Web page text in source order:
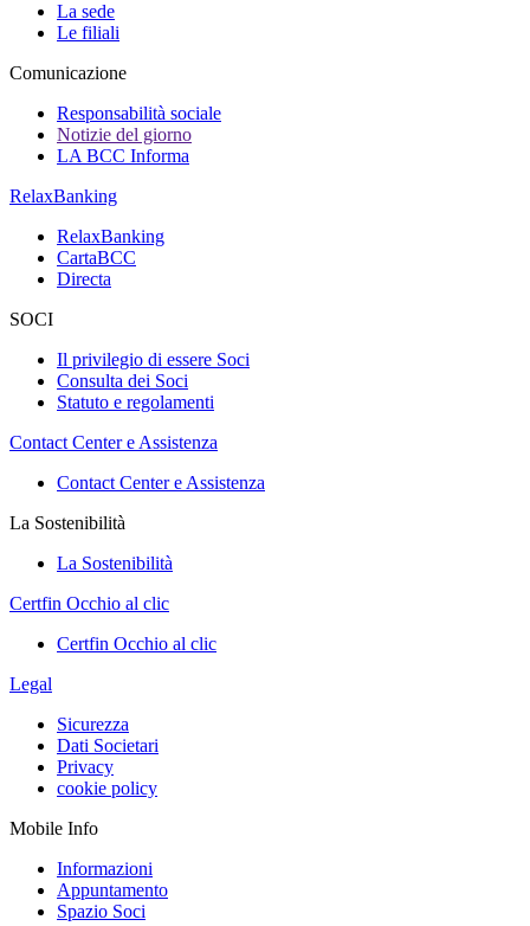
La sede
Le filiali
Comunicazione
Responsabilità sociale
Notizie del giorno
LA BCC Informa
RelaxBanking
RelaxBanking
CartaBCC
Directa
SOCI
Il privilegio di essere Soci
Consulta dei Soci
Statuto e regolamenti
Contact Center e Assistenza
Contact Center e Assistenza
La Sostenibilità
La Sostenibilità
Certfin Occhio al clic
Certfin Occhio al clic
Legal
Sicurezza
Dati Societari
Privacy
cookie policy
Mobile Info
Informazioni
Appuntamento
Spazio Soci